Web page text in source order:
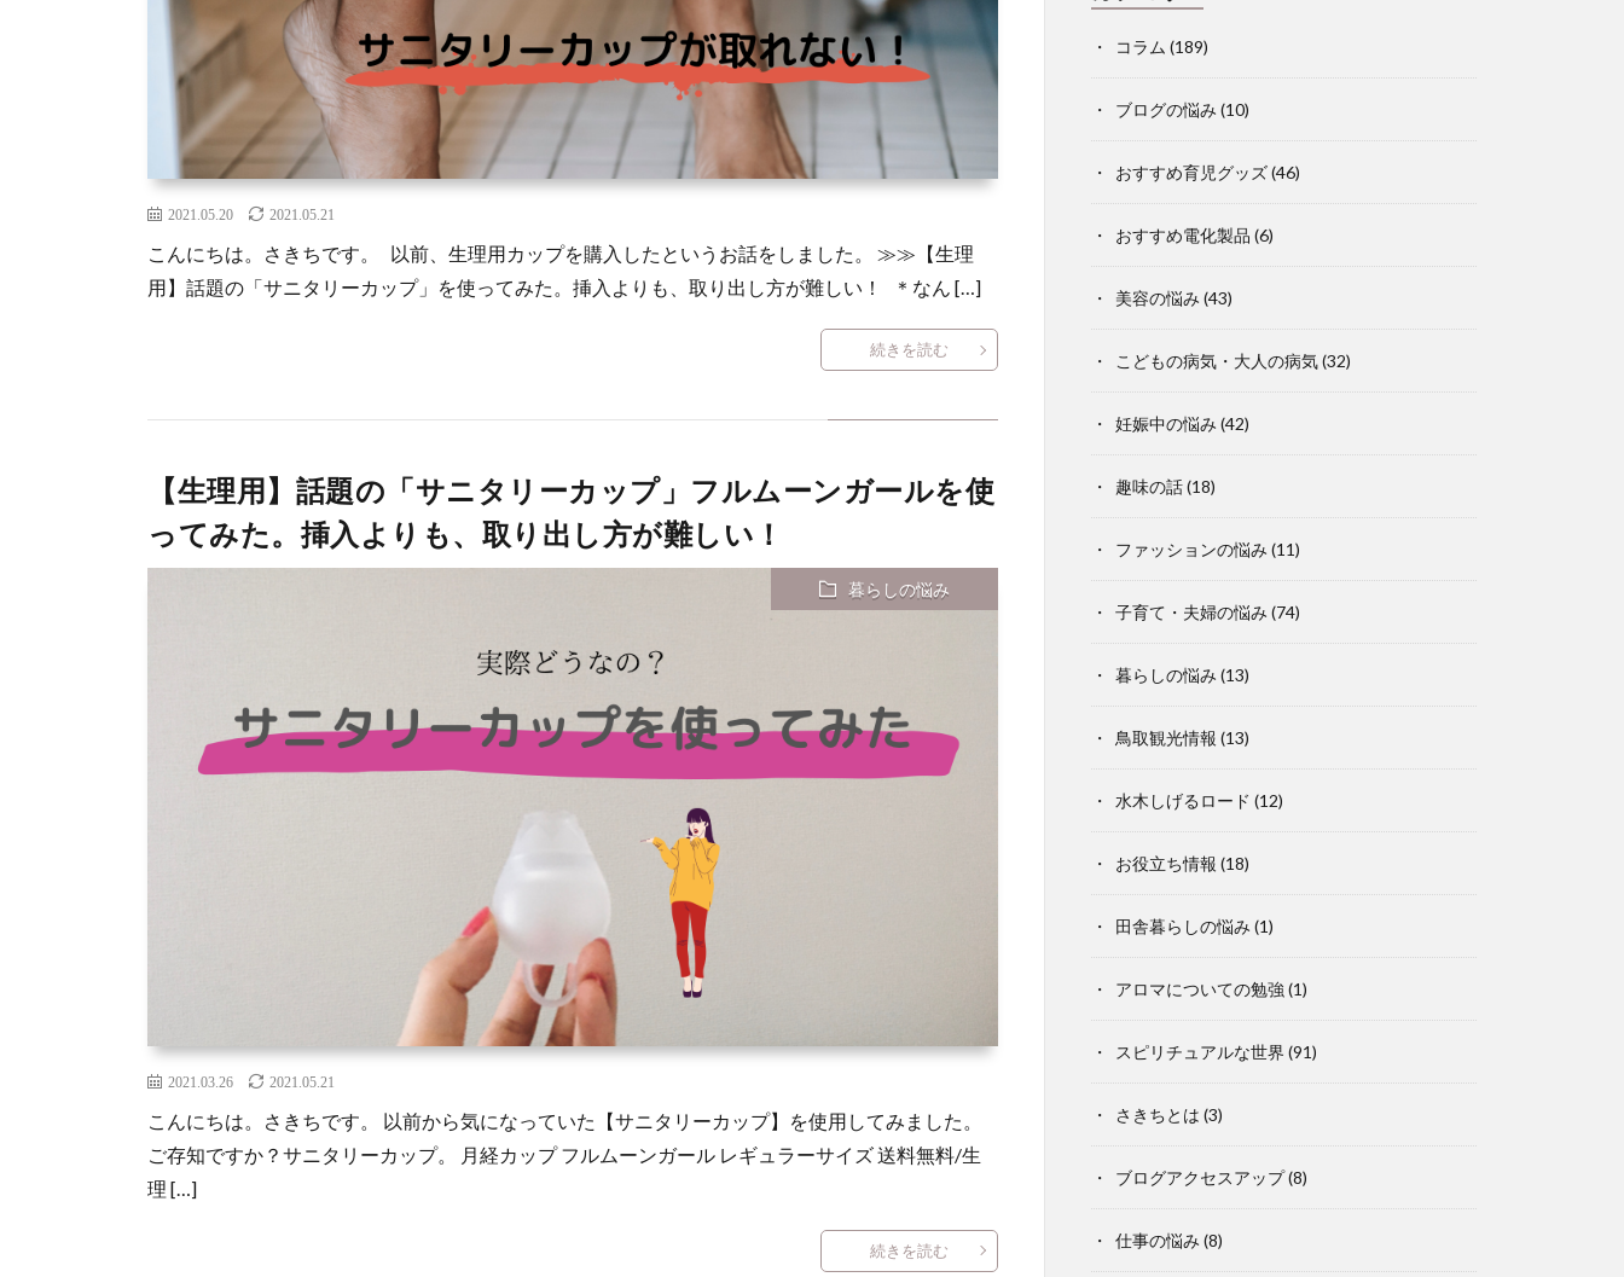
2021.05.20 2021.05.21
こんにちは。さきちです。 以前、生理用カップを購入したというお話をしました。 ≫≫【生理
用】話題の「サニタリーカップ」を使ってみた。挿入よりも、取り出し方が難しい！ ＊なん […]
続きを読む
【生理用】話題の「サニタリーカップ」フルムーンガールを使
ってみた。挿入よりも、取り出し方が難しい！
暮らしの悩み
2021.03.26 2021.05.21
こんにちは。さきちです。 以前から気になっていた【サニタリーカップ】を使用してみました。
ご存知ですか？サニタリーカップ。 月経カップ フルムーンガール レギュラーサイズ 送料無料/生
理 […]
続きを読む
コラム (189)
ブログの悩み (10)
おすすめ育児グッズ(46)
おすすめ電化製品 (6)
美容の悩み (43)
こどもの病気・大人の病気(32)
妊娠中の悩み (42)
趣味の話(18)
ファッションの悩み (11)
子育て・夫婦の悩み (74)
暮らしの悩み (13)
鳥取観光情報 (13)
水木しげるロード (12)
お役立ち情報 (18)
田舎暮らしの悩み (1)
アロマについての勉強 (1)
スピリチュアルな世界 (91)
さきちとは (3)
ブログアクセスアップ(8)
仕事の悩み (8)